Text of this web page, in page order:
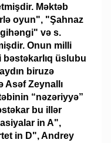
Məktəb
oyun", "Şahnaz
və s.
Onun milli
üslubu
biruzə
Asəf Zeynallı
“nəzəriyyə”
bu illər
in A",
in D", Andrey